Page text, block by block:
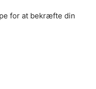
for at bekræfte din